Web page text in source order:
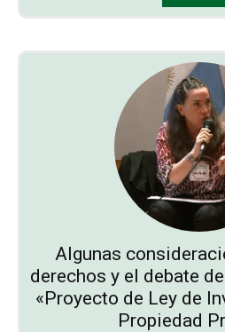
Algunas
derechos y el debate
«Proyecto de Ley de
Propiedad